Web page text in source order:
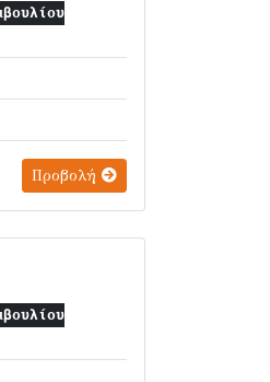
Προβολή